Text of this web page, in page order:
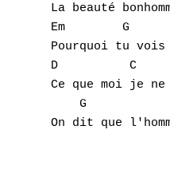
La beauté
Em        G
Pourquoi tu
D          C
Ce que moi je
G
On dit que